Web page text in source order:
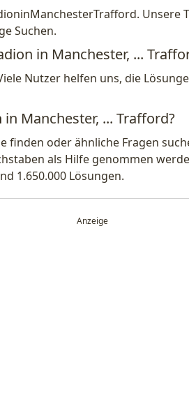
Unsere
Suchen.
in Manchester, ...
Nutzer helfen uns, die
Manchester, ... Trafford?
finden oder ähnliche Fragen
als Hilfe genommen
1.650.000 Lösungen.